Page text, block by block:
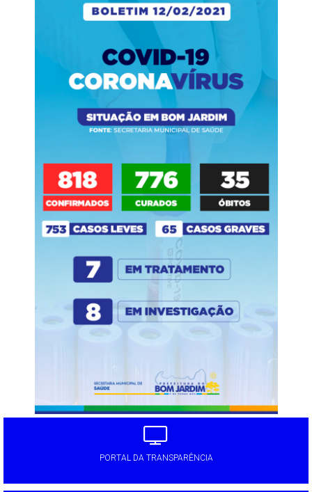
PORTAL DA TRANSPARÊNCIA